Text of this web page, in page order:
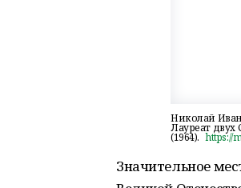
Николай
Лауреат двух
(1964). https://
Значительное